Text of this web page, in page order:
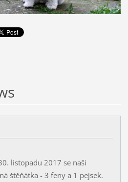
listopadu 2017 se naši
štěňátka - 3 feny a 1 pejsek.